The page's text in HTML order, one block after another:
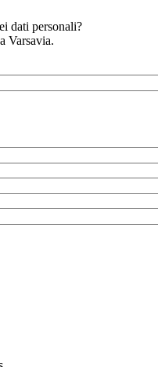
dati personali?
Varsavia.